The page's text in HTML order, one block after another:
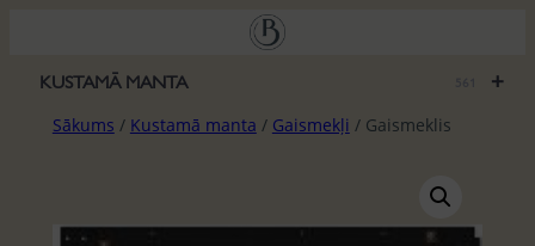
saturu
+
KUSTAMĀ MANTA
Sākums / Kustamā manta / Gaismekļi / Gaismeklis